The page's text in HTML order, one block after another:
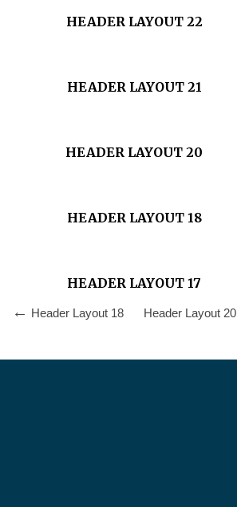
HEADER LAYOUT 22
HEADER LAYOUT 21
HEADER LAYOUT 20
HEADER LAYOUT 18
HEADER LAYOUT 17
Header Layout 18 Header Layout 20